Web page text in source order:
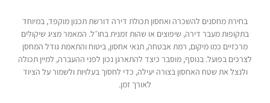
בחירת מחסנים להשכרה ואחסון תכולת דירה דורשת תכנון מוקפד, במיוחד
בתקופות מעבר דירה, שיפוצים או שהות זמנית בחו״ל. המאמר מציג שיקולים
מרכזיים כמו מיקום, רמת אבטחה, תנאי אחסון, ביטוח והתאמת גודל המחסן
לצרכים בפועל. בנוסף, מוסבר כיצד להתארגן נכון לפני ההעברה, למיין תכולה
ולנצל את שטח האחסון בצורה יעילה, כדי לחסוך בעלויות ולשמור על הציוד
לאורך זמן.